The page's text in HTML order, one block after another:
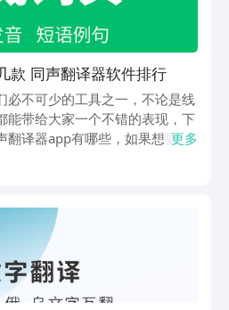
款 同声翻译器软件排行
必不可少的工具之一，不论是线
能带给大家一个不错的表现，下
翻译器app有哪些，如果想要让
方便，同时效率也能得到提高
更多